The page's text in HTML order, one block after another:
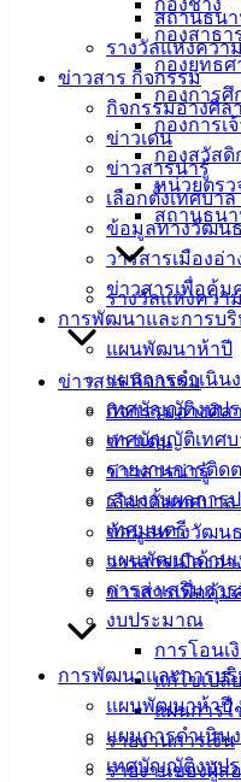
สถานธน
รางวัลแห่งควา
ข่าวสาร กิจกรรม
กิจกรรมอ่างศิล
ข่าวเด่น
ข่าวสารน่ารู้
เลือกตั้งเทศบาล
ข้อมูลทางวัฒน
วารสารเมืองอ่า
ข่าวสารเพื่อคุ้ม
การพัฒนาและการบริ
แผนพัฒนาห้าปี
แผนการดำเนิน
เทศบัญญัติงบป
เทศบัญญัติเทศบ
รายงานการติด
รายงานผลการ
เทศมนตรี
แผนพัฒนาด้าน
การส่งเสริมกา
งบประมาณ
การโอนเ
แก้ไขเปลี่
แผนการใ
รายงานการเงิน
รายงานของผู้ส
กองช่าง
กองสาธ
กองยุทธ
กองการศึ
กองการเ
กองสวัสดิ
หน่วยตรว
สถานธน
รางวัลแห่งควา
ข่าวสาร กิจกรรม
กิจกรรมอ่างศิล
ข่าวเด่น
ข่าวสารน่ารู้
เลือกตั้งเทศบาล
ข้อมูลทางวัฒน
วารสารเมืองอ่
ข่าวสารเพื่อคุ้ม
การพัฒนาและการบริ
แผนพัฒนาห้าปี
แผนการดำเนิน
เทศบัญญัติงบป
สถิติการเกษตรของประเทศ